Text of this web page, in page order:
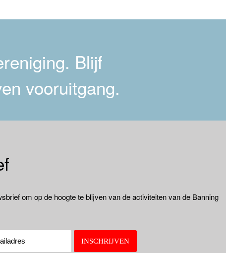
Blijf
vooruitgang.
om op de hoogte te blijven van de activiteiten van de Banning